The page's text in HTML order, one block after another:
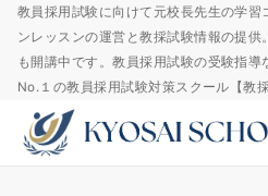
教員採用試験に向けて元校長先生の学
ンレッスンの運営と教採試験情報の提
も開講中です。教員採用試験の受験指
No.１の教員採用試験対策スクール【教